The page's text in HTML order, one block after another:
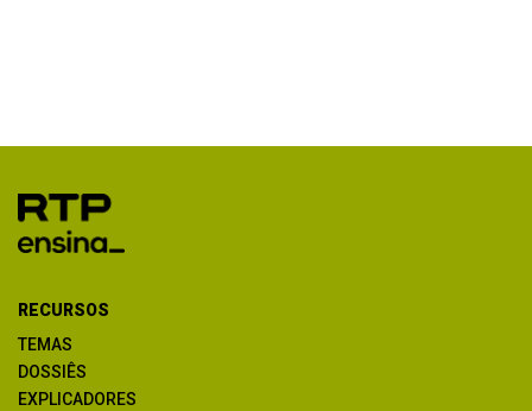
RECURSOS
TEMAS
DOSSIÊS
EXPLICADORES